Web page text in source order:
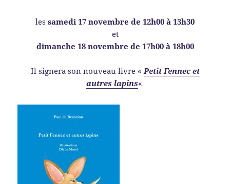
les samedi 17 novembre de 12h00 à 13h30
et
dimanche 18 novembre de 17h00 à 18h00
Il signera son nouveau livre «Petit Fennec et
autres lapins«